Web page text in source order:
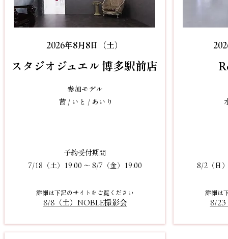
2026年8月8日（土）
​スタジオジュエル 博多駅前店​
参加モデル
茜 / いと / あいり
予約受付期間
7/18（土）19:00 〜 8/7（金）19:00
詳細は下記のサイトをご覧 くださ い
8/8（土）NOBLE撮影会
8/2（日
詳細は
8/23